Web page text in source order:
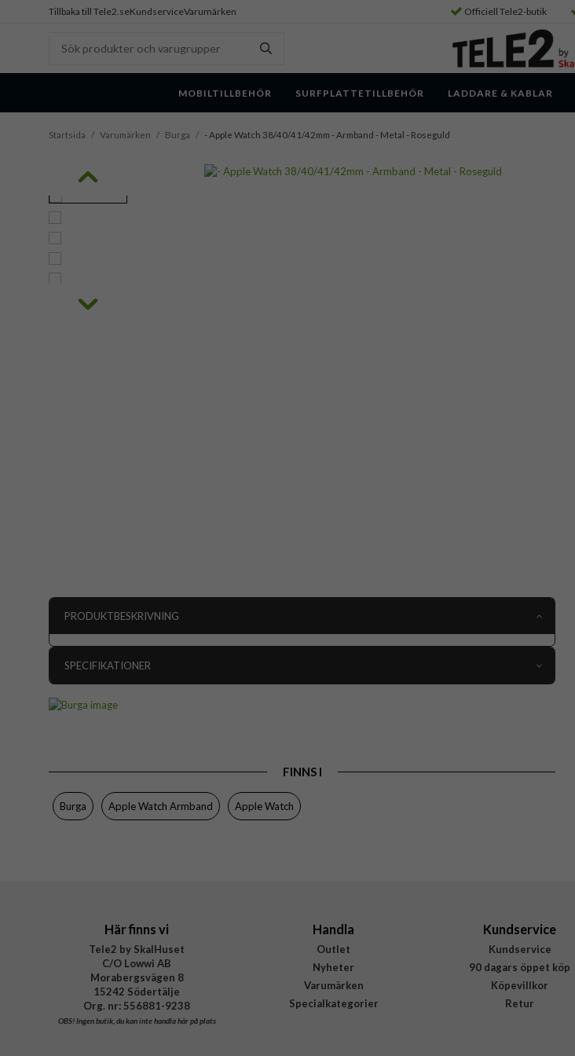
Tillbaka till Tele2.seKundserviceVarumärken Officiell Tele2-butik
MOBILTILLBEHÖR SURFPLATTETILLBEHÖR LADDARE & KABLAR
Startsida / Varumärken / Burga / - Apple Watch 38/40/41/42mm - Armband - Metal - Roseguld
PRODUKTBESKRIVNING
SPECIFIKATIONER
Färg
Roseguld
Material
Varumärke
FINNS I
Burga Apple Watch Armband Apple Watch
Här finns vi
Tele2 by SkalHuset
C/O Lowwi AB
Morabergsvägen 8
15242 Södertälje
Org. nr: 556881-9238
OBS!Ingen butik, du kan inte handla här på plats
Handla
Outlet
Nyheter
Varumärken
Specialkategorier
Kundservice
Kundservice
90 dagars öppet köp
Köpevillkor
Retur